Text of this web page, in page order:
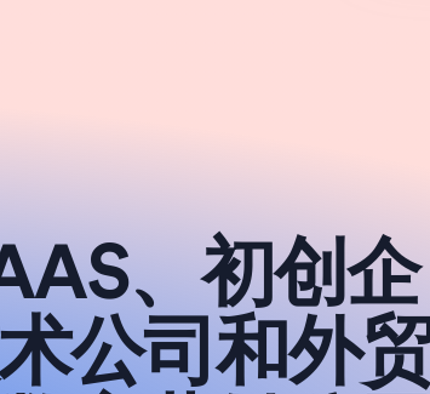
、初创企
公司和外